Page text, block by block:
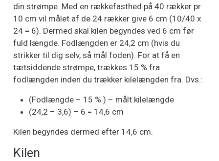
din strømpe. Med en rækkefasthed på 40 rækker pr.
10 cm vil målet af de 24 rækker give 6 cm (10/40 x
24 = 6). Dermed skal kilen begyndes ved 6 cm før
fuld længde. Fodlængden er 24,2 cm (hvis du
strikker til dig selv, så mål foden). For at få en
tætsiddende strømpe, trækkes 15 % fra
fodlængden inden du trækker kilelængden fra. Dvs.:
(Fodlængde – 15 % ) – målt kilelængde
(24,2 – 3,6) – 6 = 14,6 cm
Kilen begyndes dermed efter 14,6 cm.
Kilen